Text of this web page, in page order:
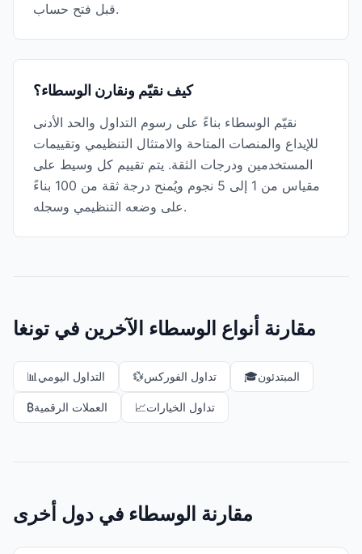
قبل فتح حساب.
كيف نقيّم ونقارن الوسطاء؟
نقيّم الوسطاء بناءً على رسوم التداول والحد الأدنى
للإيداع والمنصات المتاحة والامتثال التنظيمي وتقييمات
المستخدمين ودرجات الثقة. يتم تقييم كل وسيط على
مقياس من 1 إلى 5 نجوم ويُمنح درجة ثقة من 100 بناءً
على وضعه التنظيمي وسجله.
مقارنة أنواع الوسطاء الآخرين في تونغا
📊 التداول اليومي 💱تداول الفوركس 🎓المبتدئون
₿العملات الرقمية 📈تداول الخيارات
مقارنة الوسطاء في دول أخرى